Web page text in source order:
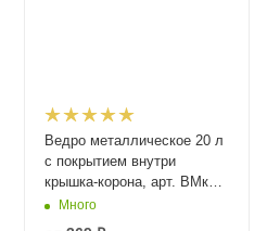
Ведро металлическое 20 л
с покрытием внутри
крышка-корона, арт. ВМк
20с с покрытием, код:
Много